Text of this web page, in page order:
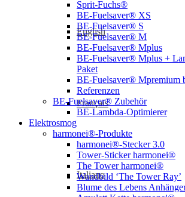
English
Français
Italiano
Sprit-Fuchs®
BE-Fuelsaver® XS
BE-Fuelsaver® S
BE-Fuelsaver® M
BE-Fuelsaver® Mplus
BE-Fuelsaver® Mplus +
Paket
BE-Fuelsaver® Mpremium
Referenzen
BE-Fuelsaver® Zubehör
BE-Lambda-Optimierer
Elektrosmog
harmonei®-Produkte
harmonei®-Stecker 3.0
Tower-Sticker harmonei®
The Tower harmonei®
Wandbild ‘The Tower Ray’
Blume des Lebens